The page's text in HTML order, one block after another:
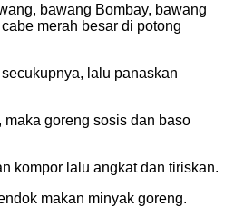
bawang Bombay, bawang
merah besar di potong
lalu panaskan
goreng sosis dan baso
kompor lalu angkat dan tiriskan.
makan minyak goreng.